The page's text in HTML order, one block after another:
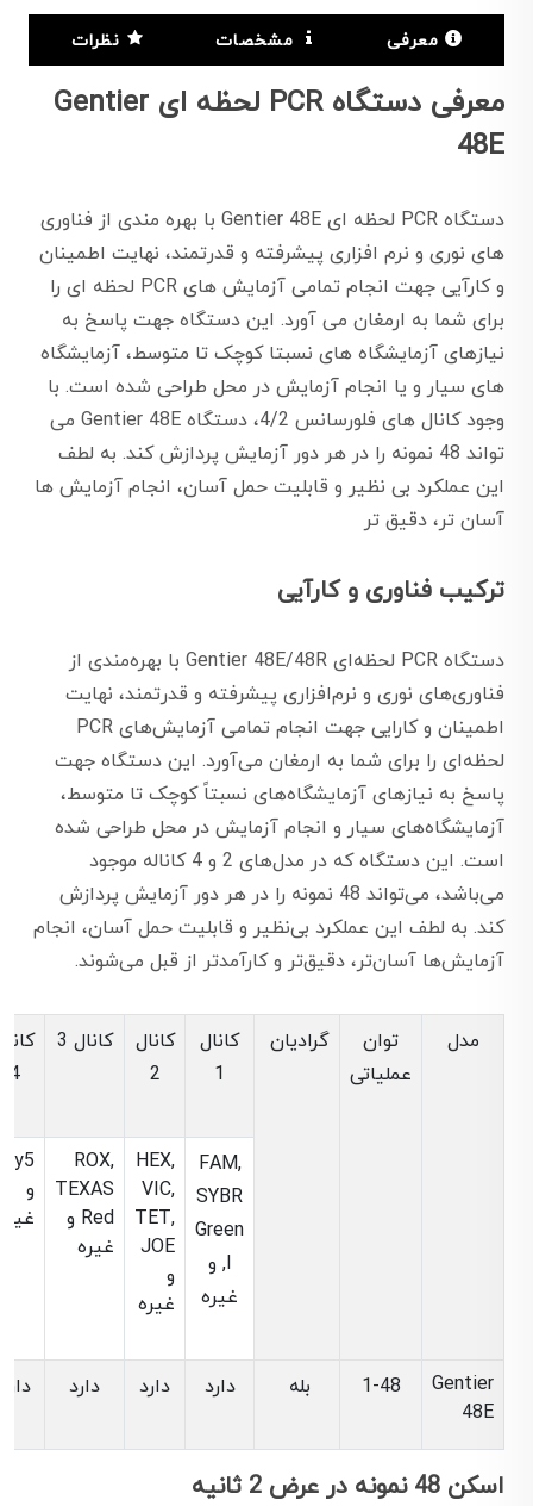
معرفی مشخصات نظرات
معرفی دستگاه PCR لحظه ای Gentier
48E
دستگاه PCR لحظه ای Gentier 48E با بهره مندی از فناوری
های نوری و نرم افزاری پیشرفته و قدرتمند، نهایت اطمینان
و کارآیی جهت انجام تمامی آزمایش های PCR لحظه ای را
برای شما به ارمغان می آورد. این دستگاه جهت پاسخ به
نیازهای آزمایشگاه های نسبتا کوچک تا متوسط، آزمایشگاه
های سیار و یا انجام آزمایش در محل طراحی شده است. با
وجود کانال های فلورسانس 4/2، دستگاه Gentier 48E می
تواند 48 نمونه را در هر دور آزمایش پردازش کند. به لطف
این عملکرد بی نظیر و قابلیت حمل آسان، انجام آزمایش ها
آسان تر، دقیق تر
ترکیب فناوری و کارآیی
دستگاه PCR لحظه‌ای Gentier 48E/48R با بهره‌مندی از
فناوری‌های نوری و نرم‌افزاری پیشرفته و قدرتمند، نهایت
اطمینان و کارایی جهت انجام تمامی آزمایش‌های PCR
لحظه‌ای را برای شما به ارمغان می‌آورد. این دستگاه جهت
پاسخ به نیازهای آزمایشگاه‌های نسبتاً کوچک تا متوسط،
آزمایشگاه‌های سیار و انجام آزمایش در محل طراحی شده
است. این دستگاه که در مدل‌های 2 و 4 کاناله موجود
می‌باشد، می‌تواند 48 نمونه را در هر دور آزمایش پردازش
کند. به لطف این عملکرد بی‌نظیر و قابلیت حمل آسان، انجام
آزمایش‌ها آسان‌تر، دقیق‌تر و کارآمدتر از قبل می‌شوند.
مدل
توان
عملیاتی
گرادیان
کانال
1
کانال
2
کانال 3
4
FAM,
SYBR
Green
I, و
غیره
HEX,
VIC,
TET,
JOE
و
غیره
ROX,
TEXAS
Red و
غیره
Cy5
و
Gentier
48E
1-48 بله دارد دارد دارد دارد
اسکن 48 نمونه در عرض 2 ثانیه